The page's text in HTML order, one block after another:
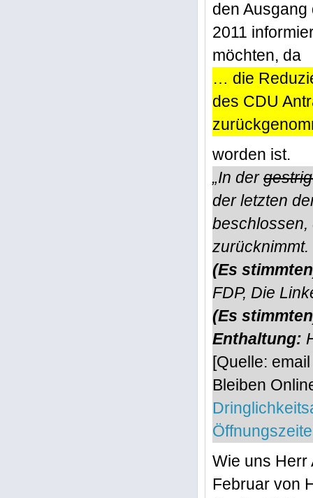
den
2011
möchten, da
… die
des CDU
worden ist.
„In der
der letzten
beschlossen,
zurücknimmt.
(Es
FDP, Die
(Es
Enthaltung:
[Quelle:
Bleiben
Wie uns Herr
Februar von